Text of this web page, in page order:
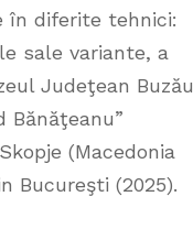
în diferite tehnici:
sale variante, a
Judeţean Buzău
Bănăţeanu”
(Macedonia
Bucureşti (2025).